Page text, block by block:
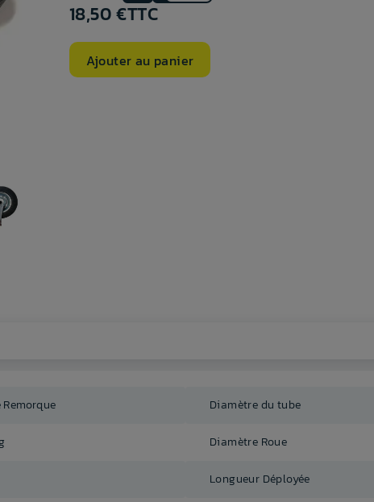
18,50 €TTC
Ajouter au panier
Remorque Diamètre du tube
Diamètre Roue
Longueur Déployée